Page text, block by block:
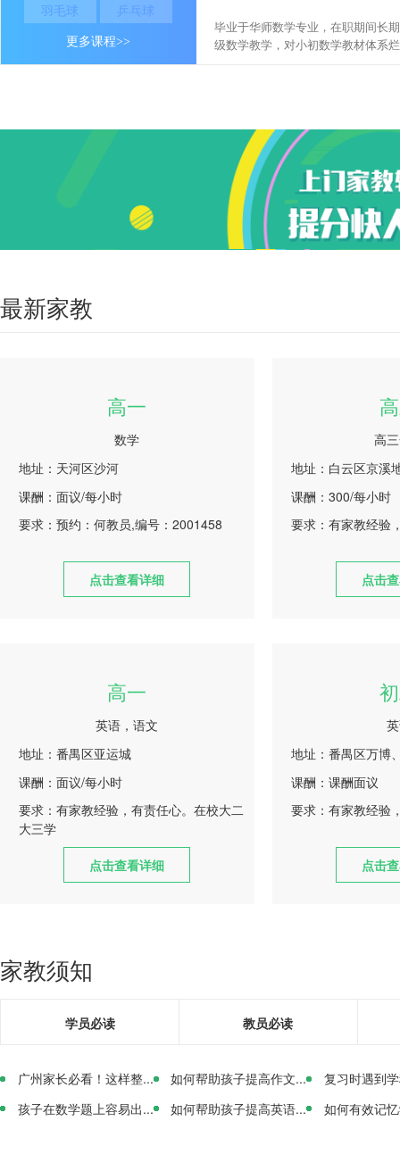
羽毛球
乒乓球
更多课程>>
毕业于华师数学专业，在职期间长
级数学教学，对小初数学教材体系
最新家教
高一
数学
地址：天河区沙河
课酬：面议/每小时
要求：预约：何教员,编号：2001458
点击查看详细
高
地址：白云区京溪
课酬：300/每小时
要求：有家教经验
点击
高一
英语，语文
地址：番禺区亚运城
课酬：面议/每小时
要求：有家教经验，有责任心。在校大二
大三学
点击查看详细
地址：番禺区万博
课酬：课酬面议
要求：有家教经验
点击
家教须知
学员必读 教员必读
广州家长必看！这样整... 如何帮助孩子提高作文...
复习时遇到
孩子在数学题上容易出...
如何帮助孩子提高英语... 如何有效记